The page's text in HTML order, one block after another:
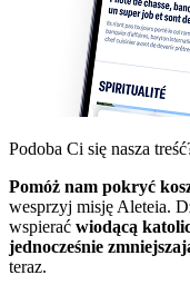
Podoba Ci się nasza
Pomóż nam pokryć
wesprzyj misję Aleteia.
wspierać wiodącą
jednocześnie
teraz.